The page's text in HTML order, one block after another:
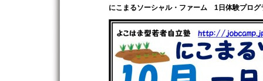
にこまるソーシャル・ファーム 1日体験プログ